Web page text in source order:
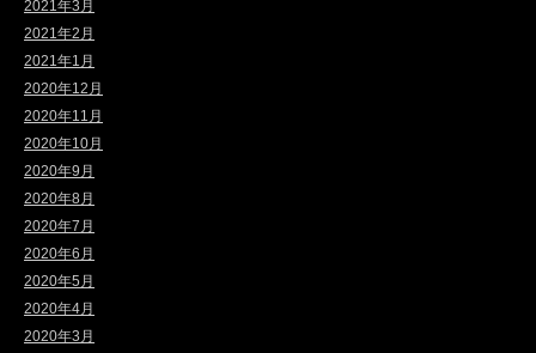
2021年3月
2021年2月
2021年1月
2020年12月
2020年11月
2020年10月
2020年9月
2020年8月
2020年7月
2020年6月
2020年5月
2020年4月
2020年3月